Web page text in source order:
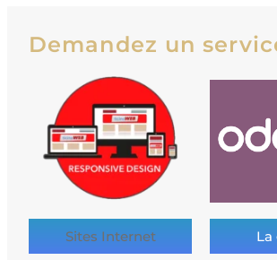
Demandez un
Sites Internet La